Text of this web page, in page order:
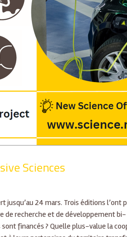
Sciences
24 mars. Trois éditions l’ont
recherche et de développement
financés ? Quelle plus-value la